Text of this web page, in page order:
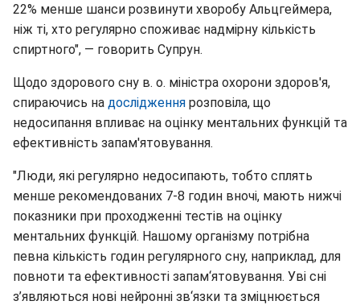
22% менше шанси розвинути хворобу Альцгеймера,
ніж ті, хто регулярно споживає надмірну кількість
спиртного", — говорить Супрун.
Щодо здорового сну в. о. міністра охорони здоров'я,
спираючись на дослідження розповіла, що
недосипання впливає на оцінку ментальних функцій та
ефективність запам'ятовування.
"Люди, які регулярно недосипають, тобто сплять
менше рекомендованих 7-8 годин вночі, мають нижчі
показники при проходженні тестів на оцінку
ментальних функцій. Нашому організму потрібна
певна кількість годин регулярного сну, наприклад, для
повноти та ефективності запам‘ятовування. Уві сні
з’являються нові нейронні зв‘язки та зміцнюється